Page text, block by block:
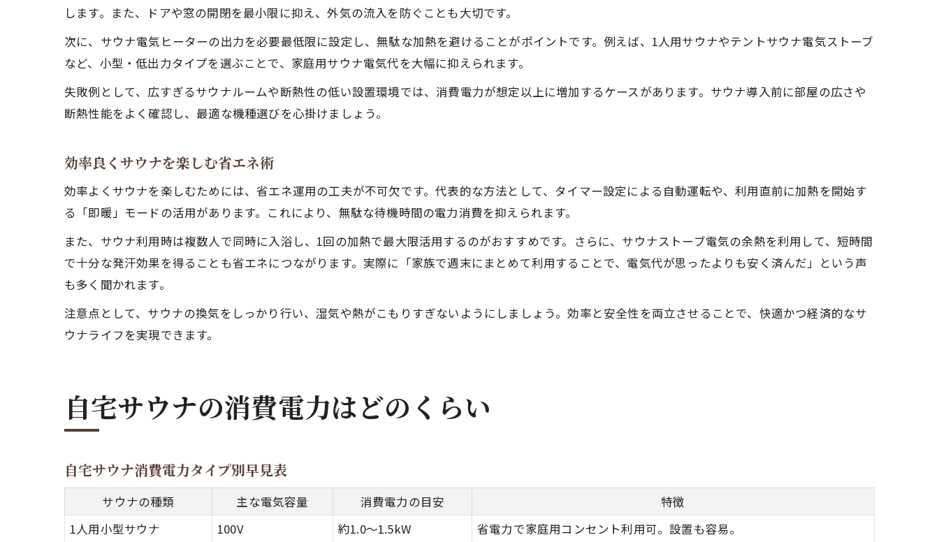
します。また、ドアや窓の開閉を最小限に抑え、外気の流入を防ぐことも大切です。
次に、サウナ電気ヒーターの出力を必要最低限に設定し、無駄な加熱を避けることがポイントです。例えば、1人用サウナやテントサウナ電気ストーブ
など、小型・低出力タイプを選ぶことで、家庭用サウナ電気代を大幅に抑えられます。
失敗例として、広すぎるサウナルームや断熱性の低い設置環境では、消費電力が想定以上に増加するケースがあります。サウナ導入前に部屋の広さや
断熱性能をよく確認し、最適な機種選びを心掛けましょう。
効率良くサウナを楽しむ省エネ術
効率よくサウナを楽しむためには、省エネ運用の工夫が不可欠です。代表的な方法として、タイマー設定による自動運転や、利用直前に加熱を開始す
る「即暖」モードの活用があります。これにより、無駄な待機時間の電力消費を抑えられます。
また、サウナ利用時は複数人で同時に入浴し、1回の加熱で最大限活用するのがおすすめです。さらに、サウナストーブ電気の余熱を利用して、短時間
で十分な発汗効果を得ることも省エネにつながります。実際に「家族で週末にまとめて利用することで、電気代が思ったよりも安く済んだ」という声
も多く聞かれます。
注意点として、サウナの換気をしっかり行い、湿気や熱がこもりすぎないようにしましょう。効率と安全性を両立させることで、快適かつ経済的なサ
ウナライフを実現できます。
自宅サウナの消費電力はどのくらい
自宅サウナ消費電力タイプ別早見表
サウナの種類 主な電気容量 消費電力の目安
特徴
1人用小型サウナ
100V 約1.0〜1.5kW 省電力で家庭用コンセント利用可。設置も容易。